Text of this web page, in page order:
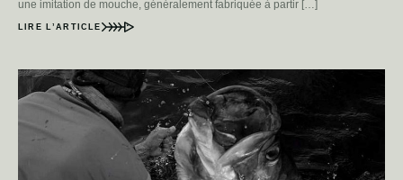
une imitation de mouche, généralement fabriquée à partir […]
LIRE L’ARTICLE